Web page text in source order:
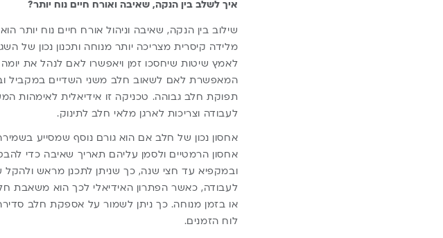
איך לשלב בין הנקה, שאיבה ואורח חיים נוח יותר?
שילוב בין הנקה, שאיבה וניהול אורח חיים נוח
מלידה קיסרית מצריכה יותר מנוחה ותכנון נכון של
לאמץ שיטות שיחסכו זמן ויאפשרו לאם לנהל את
המאפשרת לאם לשאוב חלב משני השדיים במקביל
תפוקת חלב גבוהה. טכניקה זו אידיאלית לאימהות
לעבודה וצריכות לארגן מלאי חלב לתינוק.
אחסון נכון של חלב אם הוא גורם נוסף שמסייע
אחסון הרמטיים ולסמן עליהם תאריך שאיבה כדי
ובמקפיא עד חצי שנה, כך שניתן לתכנן מראש
לעבודה, כאשר הפתרון האידיאלי לכך הוא משאבת
או בזמן מנוחה. כך ניתן לשמור על אספקת חלב
לוח הזמנים.